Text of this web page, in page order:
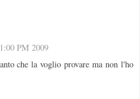
PM 2009
che la voglio provare ma non l'ho